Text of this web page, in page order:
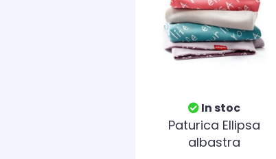
In stoc
Paturica Ellipsa
albastra